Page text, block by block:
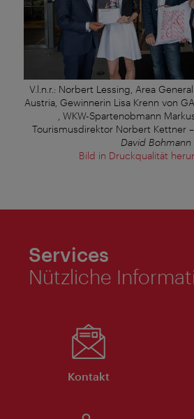
V.l.n.r.: Norbert Lessing, Area
Austria, Gewinnerin Lisa Krenn von
, WKW-Spartenobmann
Tourismusdirektor Norbert Kettner–
David Bohmann
Bild in Druckqualität
Services
Nützliche
Kontakt